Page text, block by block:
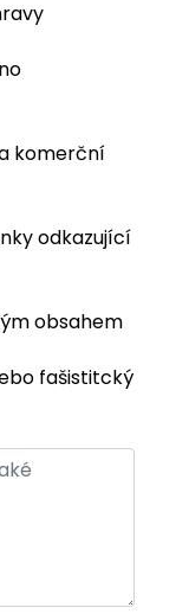
komerční
odkazující
obsahem
fašistitcký